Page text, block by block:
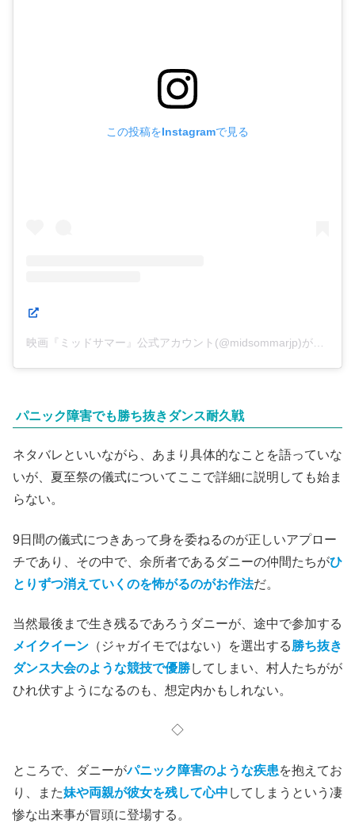
この投稿をInstagramで見る
パニック障害でも勝ち抜きダンス耐久戦
ネタバレといいながら、あまり具体的なことを語っていな
いが、夏至祭の儀式についてここで詳細に説明しても始ま
らない。
9日間の儀式につきあって身を委ねるのが正しいアプロー
チであり、その中で、余所者であるダニーの仲間たちがひ
とりずつ消えていくのを怖がるのがお作法だ。
当然最後まで生き残るであろうダニーが、途中で参加する
メイクイーン （ジャガイモではない）を選出する勝ち抜き
ダンス大会のような競技で優勝してしまい、村人たちがが
ひれ伏すようになるのも、想定内かもしれない。
◇
ところで、 ダニーがパニック障害のような疾患を抱えてお
り、また妹や両親が彼女を残して心中 してしまうという凄
惨な出来事が冒頭に登場する。